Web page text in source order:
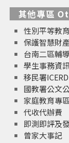
其他專區
性別平等教育
保護智慧財
台南二區輔
學生事務資
移民署
國教署公文
家庭教育專
代收代辦費
即測即評及
曾家大事記